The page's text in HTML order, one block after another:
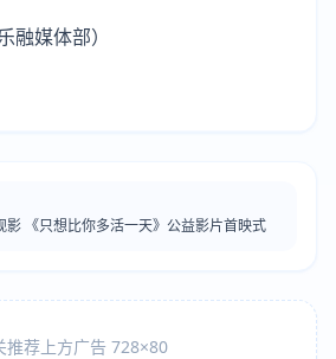
融媒体部）
东方军乐传媒应邀观影 《只想比你多活一天》公益影片首映式
推荐上方广告 728×80